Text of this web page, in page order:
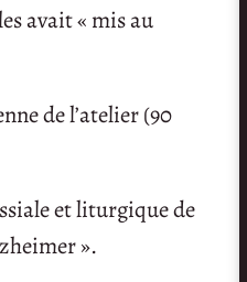
avait « mis au
de l’atelier (90
et liturgique de
».